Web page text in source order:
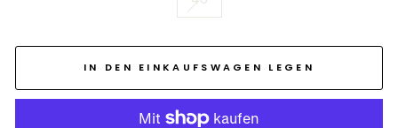
IN DEN EINKAUFSWAGEN LEGEN